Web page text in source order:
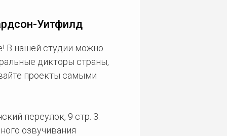
Уитфилд
В нашей студии можно
дикторы страны,
проекты самыми
переулок, 9 стр. 3.
озвучивания